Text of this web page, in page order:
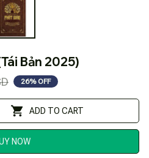
Bản 2025)
26% OFF
ADD TO CART
NOW